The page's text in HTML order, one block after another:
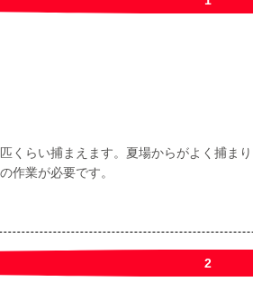
くらい捕まえます。夏場からがよく捕ま
作業が必要です。
2